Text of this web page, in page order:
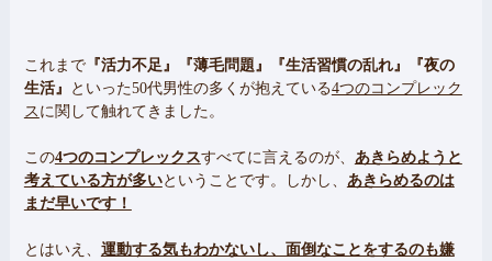
これまで『活力不足』 『薄毛問題』 『生活習慣の乱れ』
『夜の
生活』
といった50代男性の多くが抱えている4つのコンプレック
ス に関して触れてきました。
この4つのコンプレックスすべてに言えるのが、 あきらめようと
考えている方が多いということです。しかし、 あきらめるのは
まだ早いです！
とはいえ、 運動する気もわかないし、面倒なことをするのも嫌